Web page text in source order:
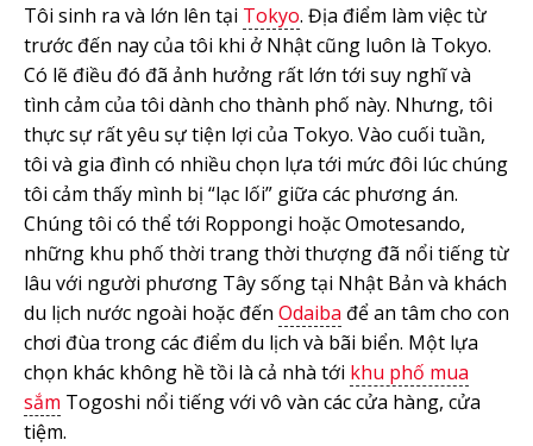
Tôi sinh ra và lớn lên tại Tokyo. Địa điểm làm việc từ
trước đến nay của tôi khi ở Nhật cũng luôn là Tokyo.
Có lẽ điều đó đã ảnh hưởng rất lớn tới suy nghĩ và
tình cảm của tôi dành cho thành phố này. Nhưng, tôi
thực sự rất yêu sự tiện lợi của Tokyo. Vào cuối tuần,
tôi và gia đình có nhiều chọn lựa tới mức đôi lúc chúng
tôi cảm thấy mình bị “lạc lối” giữa các phương án.
Chúng tôi có thể tới Roppongi hoặc Omotesando,
những khu phố thời trang thời thượng đã nổi tiếng từ
lâu với người phương Tây sống tại Nhật Bản và khách
du lịch nước ngoài hoặc đến Odaiba để an tâm cho con
chơi đùa trong các điểm du lịch và bãi biển. Một lựa
chọn khác không hề tồi là cả nhà tới khu phố mua
sắm Togoshi nổi tiếng với vô vàn các cửa hàng, cửa
tiệm.